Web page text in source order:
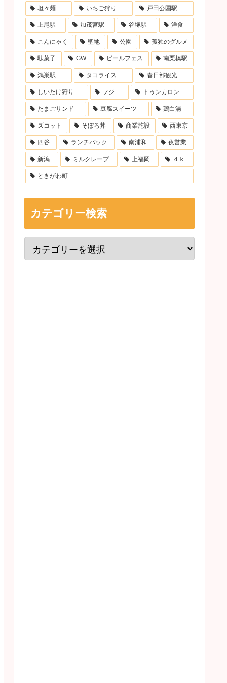
坦々麺 いちご狩り 戸田公園駅
上尾駅 加茂宮駅 谷塚駅 洋食
こんにゃく 聖地 公園 孤独のグルメ
駄菓子 GW ビールフェス 南栗橋駅
鴻巣駅 タコライス 春日部観光
しいたけ狩り フジ トゥンカロン
たまごサンド 豆腐スイーツ 鶏白湯
ズコット そぼろ丼 商業施設 西東京
四谷 ランチパック 南浦和 夜営業
新潟 ミルクレープ 上福岡 ４ｋ
ときがわ町
カテゴリー検索